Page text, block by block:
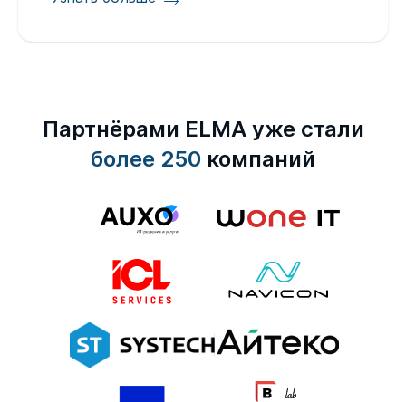
Партнёрами ELMA уже стали
более 250 компаний